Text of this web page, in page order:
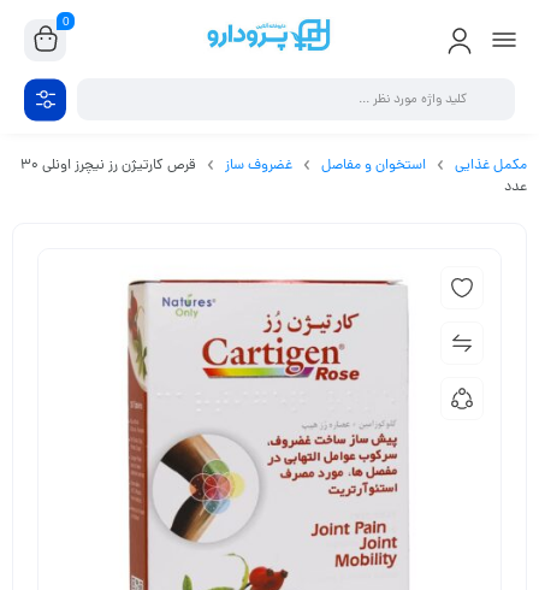
0
مکمل غذایی استخوان و مفاصل غضروف ساز
قرص کارتیژن رز نیچرز اونلی 30
عدد